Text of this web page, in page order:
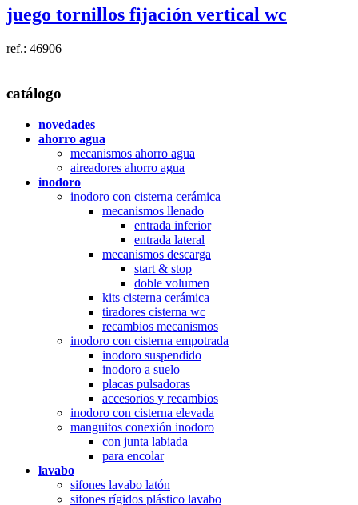
juego tornillos fijación vertical wc
ref.: 46906
catálogo
novedades
ahorro agua
mecanismos ahorro agua
aireadores ahorro agua
inodoro
inodoro con cisterna cerámica
mecanismos llenado
entrada inferior
entrada lateral
mecanismos descarga
start & stop
doble volumen
kits cisterna cerámica
tiradores cisterna wc
recambios mecanismos
inodoro con cisterna empotrada
inodoro suspendido
inodoro a suelo
placas pulsadoras
accesorios y recambios
inodoro con cisterna elevada
manguitos conexión inodoro
con junta labiada
para encolar
lavabo
sifones lavabo latón
sifones rígidos plástico lavabo